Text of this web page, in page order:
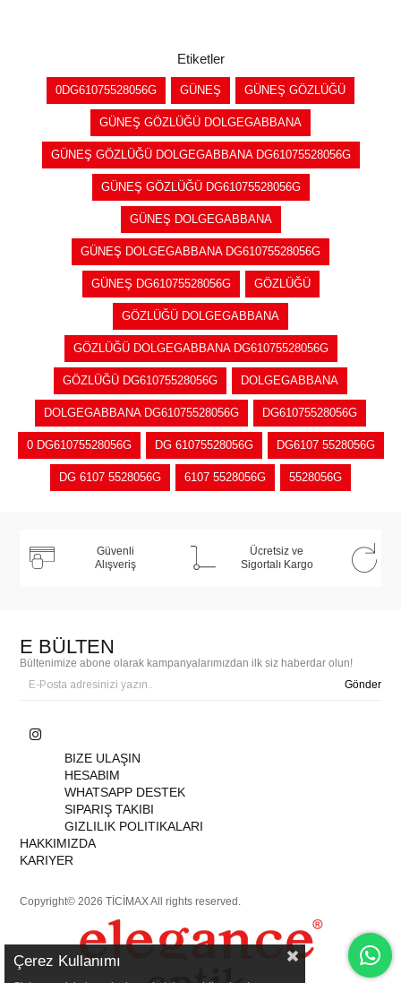
Etiketler
0DG61075528056G GÜNEŞ GÜNEŞ GÖZLÜĞÜ
GÜNEŞ GÖZLÜĞÜ DOLGEGABBANA
GÜNEŞ GÖZLÜĞÜ DOLGEGABBANA DG61075528056G
GÜNEŞ GÖZLÜĞÜ DG61075528056G
GÜNEŞ DOLGEGABBANA
GÜNEŞ DOLGEGABBANA DG61075528056G
GÜNEŞ DG61075528056G GÖZLÜĞÜ
GÖZLÜĞÜ DOLGEGABBANA
GÖZLÜĞÜ DOLGEGABBANA DG61075528056G
GÖZLÜĞÜ DG61075528056G DOLGEGABBANA
DOLGEGABBANA DG61075528056G DG61075528056G
0 DG61075528056G DG 61075528056G DG6107 5528056G
DG 6107 5528056G 6107 5528056G 5528056G
Güvenli
Alışveriş
Ücretsiz ve
Sigortalı Kargo
E BÜLTEN
Bültenimize abone olarak kampanyalarımızdan ilk siz haberdar olun!
Gönder
BIZE ULAŞIN
HESABIM
WHATSAPP DESTEK
SIPARIŞ TAKIBI
GIZLILIK POLITIKALARI
HAKKIMIZDA
KARIYER
Copyright© 2026 TİCİMAX All rights reserved.
Çerez Kullanımı